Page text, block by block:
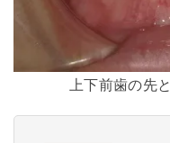
上下前歯の先